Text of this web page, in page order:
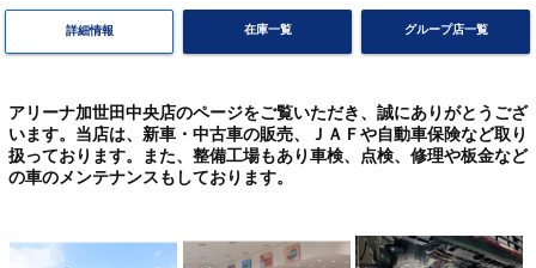
詳細情報 在庫一覧 グループ店一覧
アリーナ加世田中央店のページをご覧いただき、誠にありがとうござ
います。当店は、新車・中古車の販売、ＪＡＦや自動車保険など取り
扱っております。また、整備工場もあり車検、点検、修理や板金など
の車のメンテナンスもしております。